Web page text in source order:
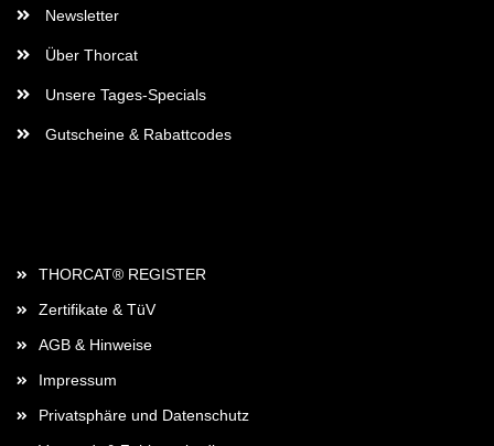
Newsletter
Über Thorcat
Unsere Tages-Specials
Gutscheine & Rabattcodes
THORCAT® REGISTER
Zertifikate & TüV
AGB & Hinweise
Impressum
Privatsphäre und Datenschutz